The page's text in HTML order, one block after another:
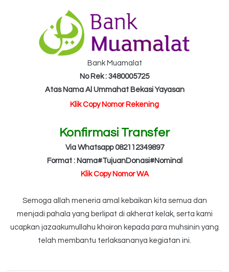
Bank Muamalat
No Rek : 3480005725
Atas Nama Al Ummahat Bekasi Yayasan
Klik Copy Nomor Rekening
Konfirmasi Transfer
Via Whatsapp 082112349897
Format : Nama#TujuanDonasi#Nominal
Klik Copy Nomor WA
Semoga allah meneria amal kebaikan kita semua dan
menjadi pahala yang berlipat di akherat kelak, serta kami
ucapkan jazaakumullahu khoiron kepada para muhsinin yang
telah membantu terlaksananya kegiatan ini.